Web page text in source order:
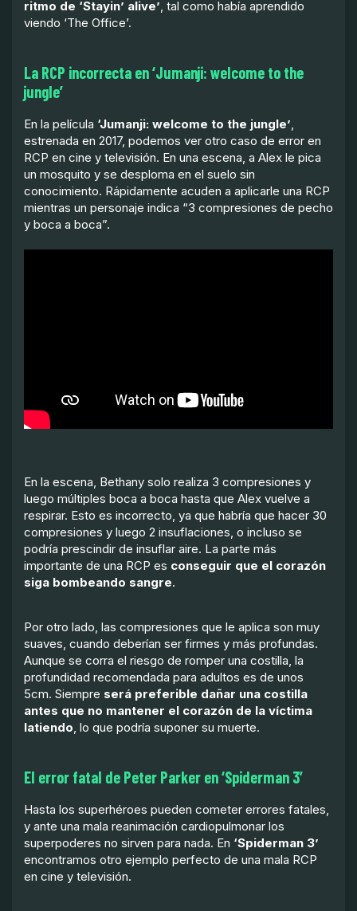
ritmo de ‘Stayin’ alive’, tal como había aprendido
viendo ‘The Office’.
La RCP incorrecta en ‘Jumanji: welcome to the
jungle’
En la película ‘Jumanji: welcome to the jungle’,
estrenada en 2017, podemos ver otro caso de error en
RCP en cine y televisión. En una escena, a Alex le pica
un mosquito y se desploma en el suelo sin
conocimiento. Rápidamente acuden a aplicarle una RCP
mientras un personaje indica “3 compresiones de pecho
y boca a boca”.
En la escena, Bethany solo realiza 3 compresiones y
luego múltiples boca a boca hasta que Alex vuelve a
respirar. Esto es incorrecto, ya que habría que hacer 30
compresiones y luego 2 insuflaciones, o incluso se
podría prescindir de insuflar aire. La parte más
importante de una RCP es conseguir que el corazón
siga bombeando sangre.
Por otro lado, las compresiones que le aplica son muy
suaves, cuando deberían ser firmes y más profundas.
Aunque se corra el riesgo de romper una costilla, la
profundidad recomendada para adultos es de unos
5cm. Siempre será preferible dañar una costilla
antes que no mantener el corazón de la víctima
latiendo , lo que podría suponer su muerte.
El error fatal de Peter Parker en ‘Spiderman 3’
Hasta los superhéroes pueden cometer errores fatales,
y ante una mala reanimación cardiopulmonar los
superpoderes no sirven para nada. En ‘Spiderman 3’
encontramos otro ejemplo perfecto de una mala RCP
en cine y televisión.